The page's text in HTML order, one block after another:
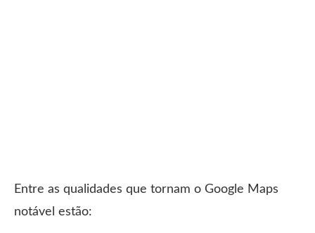
Entre as qualidades que tornam o Google Maps
notável estão: